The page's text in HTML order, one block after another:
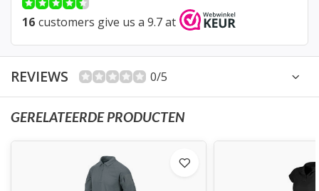
16 customers give us a 9.7 at
REVIEWS 0/5
GERELATEERDE PRODUCTEN